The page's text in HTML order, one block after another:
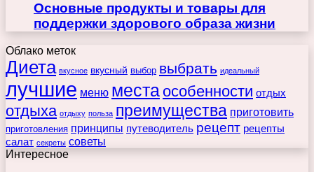
Основные продукты и товары для
поддержки здорового образа жизни
Облако меток
Диета вкусное вкусный выбор выбрать идеальный
лучшие меню места особенности отдых
отдыха отдыху польза преимущества приготовить
приготовления принципы путеводитель рецепт рецепты
салат секреты советы
Интересное